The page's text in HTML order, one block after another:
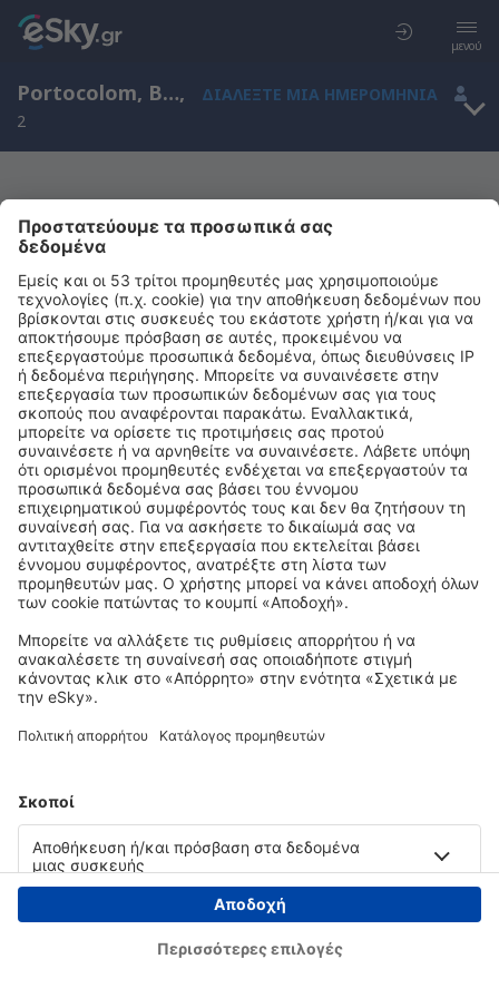
μενού
Portocolom, Βαλεαρίδες Νήσοι, Ισπανία,
ΔΙΑΛΈΞΤΕ ΜΙΑ ΗΜΕΡΟΜΗΝΊΑ
2
Μας συγχωρείτε, δεν υπάρχουν
αποτελέσματα για την αναζήτησή σας
Προσπαθήστε να κάνετε αναζήτηση με διαφορετικά κριτήρια
Copyright © eSky.gr. Με την επιφύλαξη παντός νομίμου δικαιώματος.